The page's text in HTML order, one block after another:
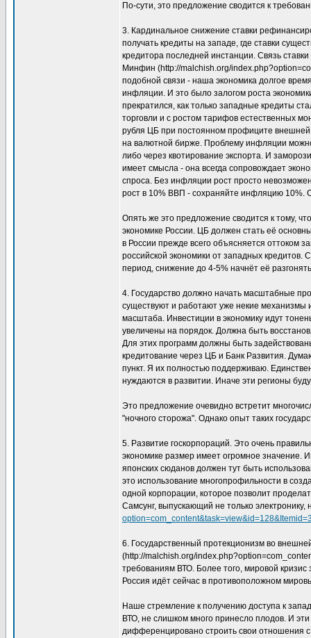
По-сути, это предложение сводится к
3. Кардинальное снижение ставки
получать кредиты на западе, где ставки
кредитора последней инстанции. Связь
Минфин (http://malchish.org/
подобной связи - наша экономика долгое
инфляции. И это было залогом роста
прекратился, как только западные кредиты
торговли и с ростом тарифов естественных
рубля ЦБ при постоянном профиците
на валютной бирже. Проблему инфляции
либо через квотирование экспорта. И
имеет смысла - она всегда сопровождает
спроса. Без инфляции рост просто
рост в 10% ВВП - сохраняйте инфляцию 10%.
Опять же это предложение сводится к тому,
экономике России. ЦБ должен стать её
в России прежде всего объясняется оттоком
российской экономики от западных кредитов.
период, снижение до 4-5% начнёт её
4. Государство должно начать масштабные
существуют и работают уже некие
масштаба. Инвестиции в экономику идут
увеличены на порядок. Должна быть
Для этих программ должны быть
кредитование через ЦБ и Банк Развития.
пункт. Я их полностью поддерживаю.
нуждаются в развитии. Иначе эти регионы
Это предложение очевидно встретит
"ночного сторожа". Однако опыт таких
5. Развитие госкорпораций. Это очень
экономике размер имеет огромное значение.
японских сюданов должен тут быть
это использование многопрофильности в
одной корпорации, которое позволит
Самсунг, выпускающий не только
6. Государственный протекционизм во
(http://malchish.org/
требованиям ВТО. Более того, мировой кризис
Россия идёт сейчас в противоположном
Наше стремление к получению доступа к
ВТО, не слишком много принесло плодов. И
дифференцировано строить свои отношения